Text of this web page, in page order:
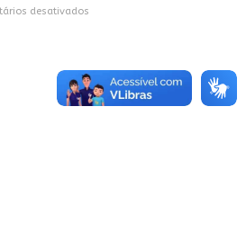
Rondônia
desativadosem
celebração
dos
20